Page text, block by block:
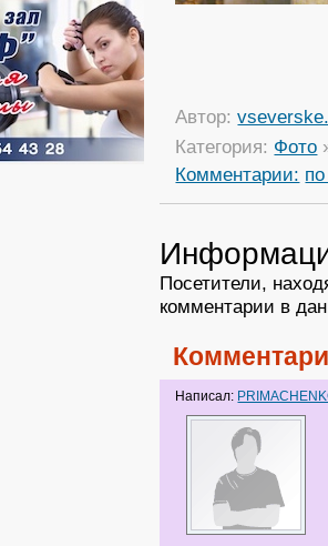
Автор:
Категория: Фото
Комментарии:
Посетители,
комментарии в
Написал: